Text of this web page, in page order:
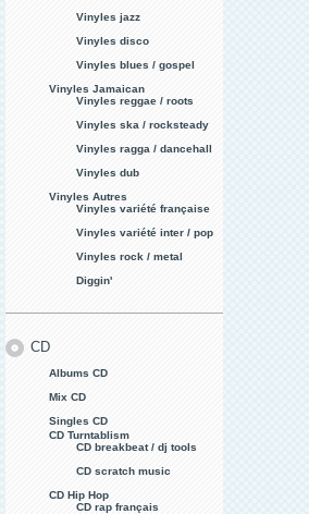
Vinyles jazz
Vinyles disco
Vinyles blues / gospel
Vinyles Jamaican
Vinyles reggae / roots
Vinyles ska / rocksteady
Vinyles ragga / dancehall
Vinyles dub
Vinyles Autres
Vinyles variété française
Vinyles variété inter / pop
Vinyles rock / metal
Diggin'
CD
Albums CD
Mix CD
Singles CD
CD Turntablism
CD breakbeat / dj tools
CD scratch music
CD Hip Hop
CD rap français